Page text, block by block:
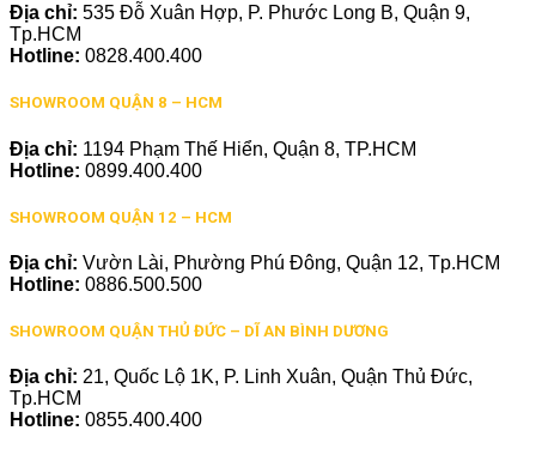
Địa chỉ: 535 Đỗ Xuân Hợp, P. Phước Long B, Quận 9,
Tp.HCM
Hotline: 0828.400.400
SHOWROOM QUẬN 8 – HCM
Địa chỉ: 1194 Phạm Thế Hiển, Quận 8, TP.HCM
Hotline: 0899.400.400
SHOWROOM QUẬN 12 – HCM
Địa chỉ: Vườn Lài, Phường Phú Đông, Quận 12, Tp.HCM
Hotline: 0886.500.500
SHOWROOM QUẬN THỦ ĐỨC – DĨ AN BÌNH DƯƠNG
Địa chỉ: 21, Quốc Lộ 1K, P. Linh Xuân, Quận Thủ Đức,
Tp.HCM
Hotline: 0855.400.400